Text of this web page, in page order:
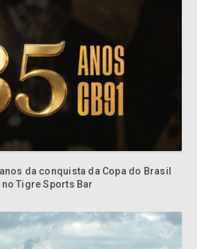
da conquista da Copa do Brasil
Tigre Sports Bar